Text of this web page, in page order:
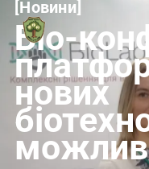
Новини
Біо-
нових